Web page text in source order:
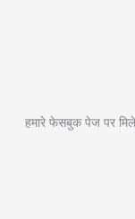
हमारे फेसबुक पेज पर